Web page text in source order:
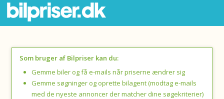
Som bruger af Bilpriser kan du:
Gemme biler og få e-mails når priserne ændrer sig
Gemme søgninger og oprette bilagent (modtag e-mails
med de nyeste annoncer der matcher dine søgekriterier)